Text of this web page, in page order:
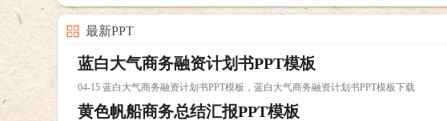
最新PPT
蓝白大气商务融资计划书PPT模板
04-15 蓝白大气商务融资计划书PPT模板，蓝白大气商务融资计划书PPT模板下载
黄色帆船商务总结汇报PPT模板